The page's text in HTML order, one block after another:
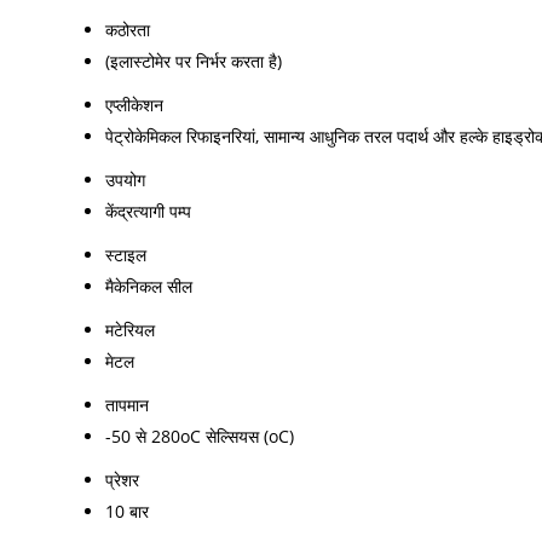
कठोरता
(इलास्टोमेर पर निर्भर करता है)
एप्लीकेशन
पेट्रोकेमिकल रिफाइनरियां, सामान्य आधुनिक तरल पदार्थ और हल्के
उपयोग
केंद्रत्यागी पम्प
स्टाइल
मैकेनिकल सील
मटेरियल
मेटल
तापमान
-50 से 280oC सेल्सियस (oC)
प्रेशर
10 बार